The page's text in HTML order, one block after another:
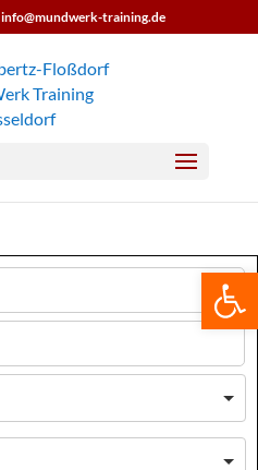
info@mundwerk-training.de